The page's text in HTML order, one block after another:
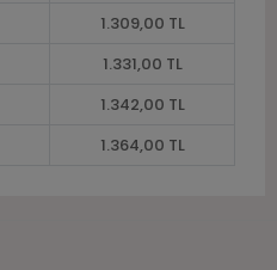
1.309,00 TL
1.331,00 TL
1.342,00 TL
1.364,00 TL